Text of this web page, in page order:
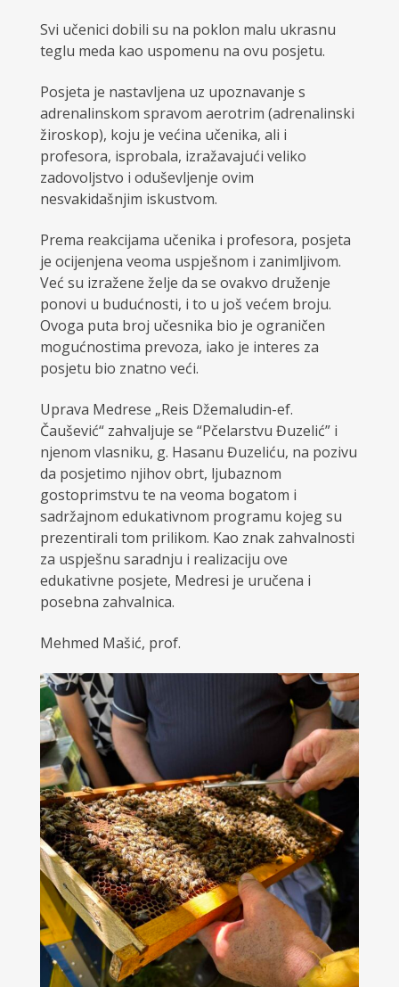
Svi učenici dobili su na poklon malu ukrasnu
teglu meda kao uspomenu na ovu posjetu.
Posjeta je nastavljena uz upoznavanje s
adrenalinskom spravom aerotrim (adrenalinski
žiroskop), koju je većina učenika, ali i
profesora, isprobala, izražavajući veliko
zadovoljstvo i oduševljenje ovim
nesvakidašnjim iskustvom.
Prema reakcijama učenika i profesora, posjeta
je ocijenjena veoma uspješnom i zanimljivom.
Već su izražene želje da se ovakvo druženje
ponovi u budućnosti, i to u još većem broju.
Ovoga puta broj učesnika bio je ograničen
mogućnostima prevoza, iako je interes za
posjetu bio znatno veći.
Uprava Medrese „Reis Džemaludin-ef.
Čaušević“ zahvaljuje se “Pčelarstvu Đuzelić” i
njenom vlasniku, g. Hasanu Đuzeliću, na pozivu
da posjetimo njihov obrt, ljubaznom
gostoprimstvu te na veoma bogatom i
sadržajnom edukativnom programu kojeg su
prezentirali tom prilikom. Kao znak zahvalnosti
za uspješnu saradnju i realizaciju ove
edukativne posjete, Medresi je uručena i
posebna zahvalnica.
Mehmed Mašić, prof.